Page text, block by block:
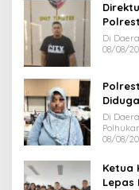
Di
08/08/
Juta
Di
08/08/
Ketua
Lepas